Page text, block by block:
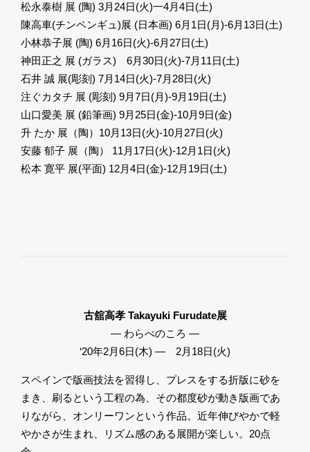
松永泰樹 展 (陶) 3月24日(火)一4月4日(土)
陳高車(チンペンギュ)展 (日本画) 6月1日(月)-6月13日(土)
小林恭子展 (陶) 6月16日(火)-6月27日(土)
神田正之 展 (ガラス) 6月30日(火)-7月11日(土)
石井 誠 展(彫刻) 7月14日(火)-7月28日(火)
注ぐカタチ 展 (彫刻) 9月7日(月)-9月19日(土)
山口愛美 展 (鉛筆画) 9月25日(金)-10月9日(金)
升 たか 展（陶）10月13日(火)-10月27日(火)
安藤 郁子 展（陶） 11月17日(火)-12月1日(火)
松本 寛平 展(平面) 12月4日(金)-12月19日(土)
古舘高孝 Takayuki Furudate展
― わらべのころ ―
‘20年2月6日(木) ― 2月18日(火)
スペインで版画技法を習得し、プレスをする折版に砂を
まき、刷るという工程の為、その都度砂が動き版画であ
りながら、オンリーワンという作品。近年伸びやかで軽
やかさが生まれ、リズム感のある展開が楽しい。20点